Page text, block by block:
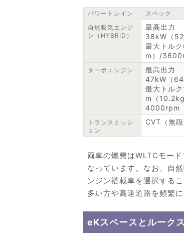
パワートレイン スペック
自然吸気エンジ
ン（HYBRID）
最高出力
38kW（
最大トル
m）/
ターボエンジン
最高出力
47kW（
最大トル
m（
4000rpm
トランスミッシ
ョン
CVT（無
両車の燃費はWLTCモー
なっています。なお、自
ンジン搭載車を選択する
多い方や高速道路を頻繁
eKスペースとルーク